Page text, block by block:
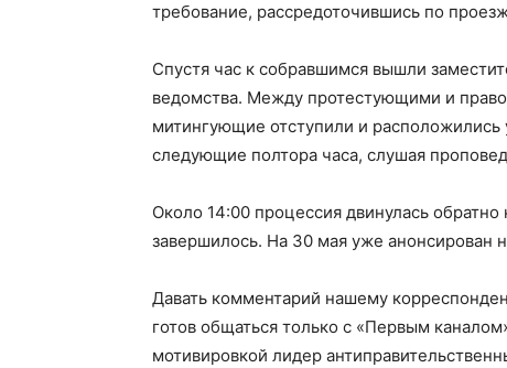
требование, рассредоточившись по
Спустя час к собравшимся вышли
ведомства. Между протестующими и
митингующие отступили и расположились
следующие полтора часа, слушая
Около 14:00 процессия двинулась
завершилось. На 30 мая уже анонсирован
Давать комментарий нашему
готов общаться только с «Первым
мотивировкой лидер